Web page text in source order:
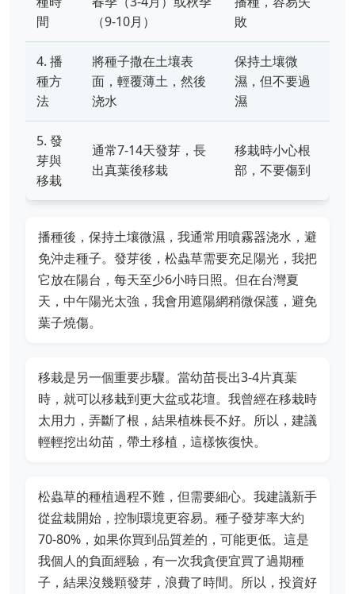
間
（9-10月）
敗
4. 播
種方
法
將種子撒在土壤表
面，輕覆薄土，然後
浇水
保持土壤微
濕，但不要過
濕
5. 發
芽與
移栽
通常7-14天發芽，長
出真葉後移栽
移栽時小心根
部，不要傷到
播種後，保持土壤微濕，我通常用噴霧器浇水，避
免沖走種子。發芽後，松蟲草需要充足陽光，我把
它放在陽台，每天至少6小時日照。但在台灣夏
天，中午陽光太強，我會用遮陽網稍微保護，避免
葉子燒傷。
移栽是另一個重要步驟。當幼苗長出3-4片真葉
時，就可以移栽到更大盆或花壇。我曾經在移栽時
太用力，弄斷了根，結果植株長不好。所以，建議
輕輕挖出幼苗，帶土移植，這樣恢復快。
松蟲草的種植過程不難，但需要細心。我建議新手
從盆栽開始，控制環境更容易。種子發芽率大約
70-80%，如果你買到品質差的，可能更低。這是
我個人的負面經驗，有一次我貪便宜買了過期種
子，結果沒幾顆發芽，浪費了時間。所以，投資好